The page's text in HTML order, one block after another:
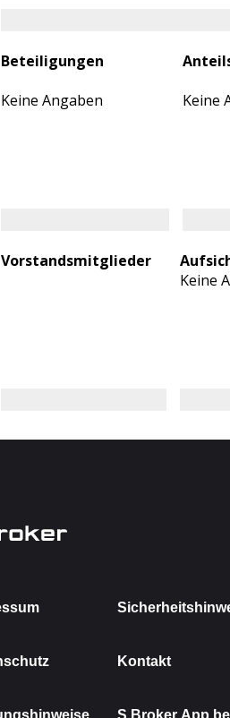
Beteiligungen
Keine Angaben
Keine
Vorstandsmitglieder
Keine